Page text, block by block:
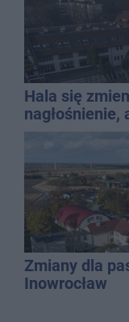
Hala się
QEMETICA
Zmiany dla
Inowrocław